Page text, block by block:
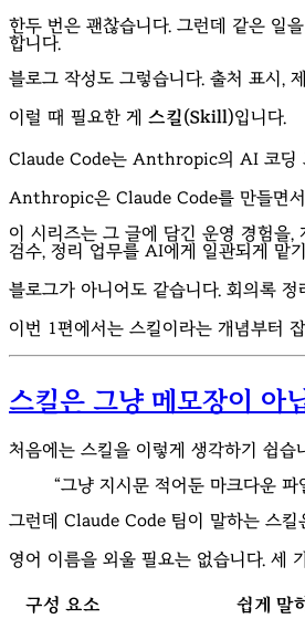
한두 번은 괜찮습니다. 그런데 같은 일
합니다.
블로그 작성도 그렇습니다. 출처 표시,
이럴 때 필요한 게 스킬(Skill)입니다.
Claude Code는 Anthropic의 AI 코딩
Anthropic은 Claude Code를 만들면서
이 시리즈는 그 글에 담긴 운영 경험을,
검수, 정리 업무를 AI에게 일관되게 맡
블로그가 아니어도 같습니다. 회의록
이번 1편에서는 스킬이라는 개념부터
스킬은 그냥 메모장이 아
처음에는 스킬을 이렇게 생각하기 쉽습
“그냥 지시문 적어둔 마크다운 파
그런데 Claude Code 팀이 말하는 스킬
영어 이름을 외울 필요는 없습니다. 세
구성 요소 쉽게 말